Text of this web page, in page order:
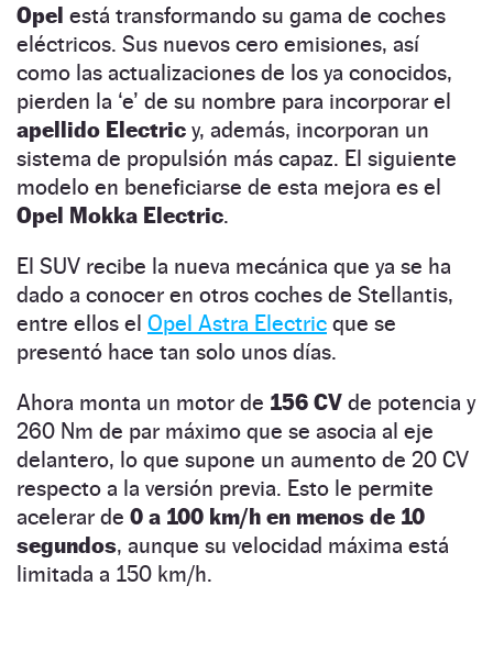
Opel está transformando su gama de coches
eléctricos. Sus nuevos cero emisiones, así
como las actualizaciones de los ya conocidos,
pierden la ‘e’ de su nombre para incorporar el
apellido Electric y, además, incorporan un
sistema de propulsión más capaz. El siguiente
modelo en beneficiarse de esta mejora es el
Opel Mokka Electric.
El SUV recibe la nueva mecánica que ya se ha
dado a conocer en otros coches de Stellantis,
entre ellos el Opel Astra Electric que se
presentó hace tan solo unos días.
Ahora monta un motor de 156 CV de potencia y
260 Nm de par máximo que se asocia al eje
delantero, lo que supone un aumento de 20 CV
respecto a la versión previa. Esto le permite
acelerar de 0 a 100 km/h en menos de 10
segundos, aunque su velocidad máxima está
limitada a 150 km/h.